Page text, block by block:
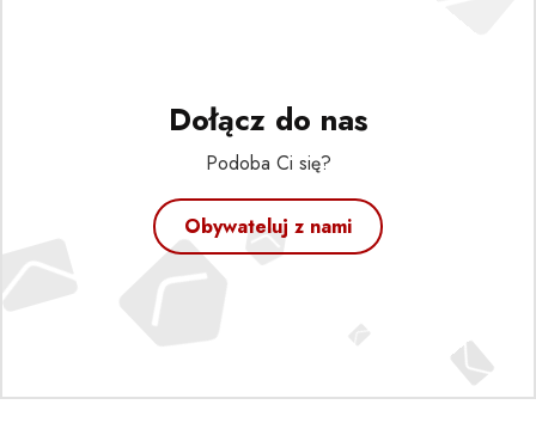
Dołącz do nas
Podoba Ci się?
Obywateluj z nami